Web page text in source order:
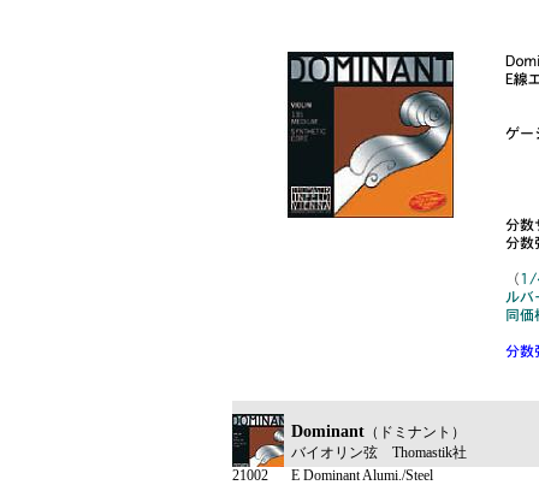
Dominant（ドミナント）
バイオリン弦 Thomastik社
21002
E Dominant Alumi./Steel